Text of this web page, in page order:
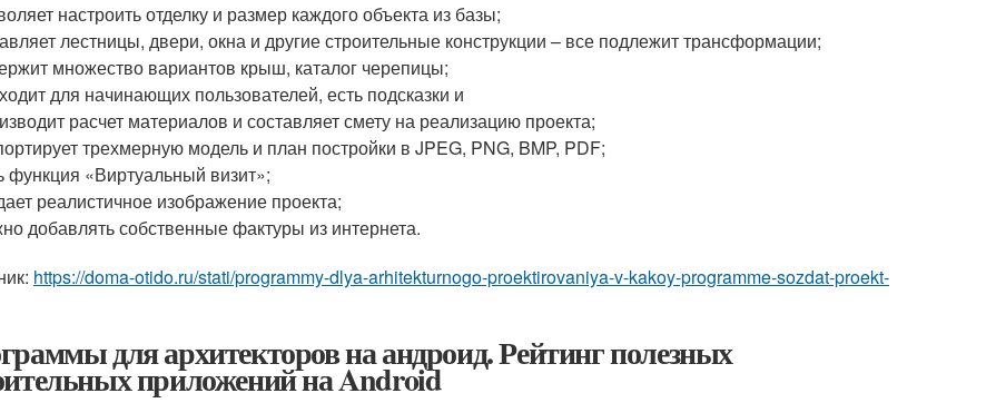
настроить отделку и размер каждого объекта из базы;
лестницы, двери, окна и другие строительные конструкции – все подлежит трансформации;
множество вариантов крыш, каталог черепицы;
для начинающих пользователей, есть подсказки и
расчет материалов и составляет смету на реализацию проекта;
трехмерную модель и план постройки в JPEG, PNG, BMP, PDF;
функция «Виртуальный визит»;
реалистичное изображение проекта;
добавлять собственные фактуры из интернета.
https://doma-otido.ru/stati/programmy-dlya-arhitekturnogo-proektirovaniya-v-kakoy-programme-sozdat-proekt-
для архитекторов на андроид. Рейтинг полезных
приложений на Android